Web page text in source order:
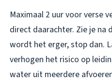
Maximaal 2 uur voor verse
direct daarachter. Zie je
wordt het erger, stop dan.
verhogen het risico op
water uit meerdere